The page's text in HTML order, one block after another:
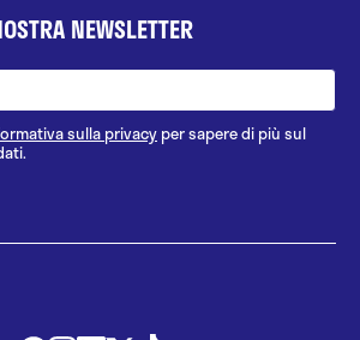
NEWSLETTER
sulla privacyper sapere di più sul